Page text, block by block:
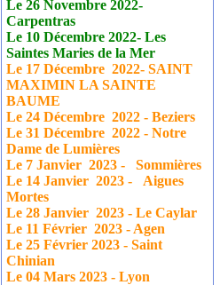
Le 26 Novembre 2022-
Carpentras
Le 10 Décembre 2022- Les
Saintes Maries de la Mer
Le 17Décembre 2022- SAINT
MAXIMIN LA SAINTE
BAUME
Le 24Décembre 2022 - Beziers
Le 31Décembre 2022 - Notre
Dame de Lumières
Le 7 Janvier 2023 - Sommières
Le 14 Janvier 2023 - Aigues
Mortes
Le 28 Janvier 2023 - Le Caylar
Le 11 Février 2023 - Agen
Le 25 Février 2023 - Saint
Chinian
Le 04 Mars 2023 - Lyon